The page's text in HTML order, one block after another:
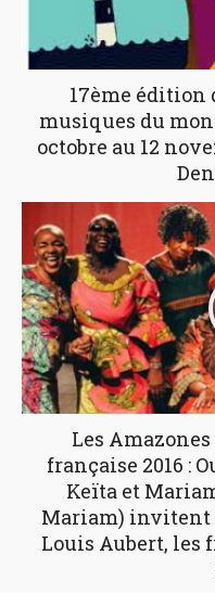
17ème édition
musiques du
octobre au 12
Les
française 2016 :
Keïta et
Mariam) invitent
Louis Aubert, les